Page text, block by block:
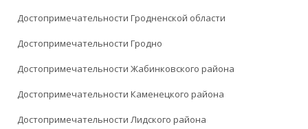
Достопримечательности Гродненской области
Достопримечательности Гродно
Достопримечательности Жабинковского района
Достопримечательности Каменецкого района
Достопримечательности Лидского района